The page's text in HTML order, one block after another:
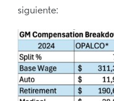
siguiente: